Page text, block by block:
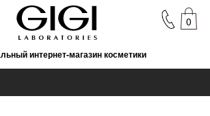
интернет-магазин косметики
0